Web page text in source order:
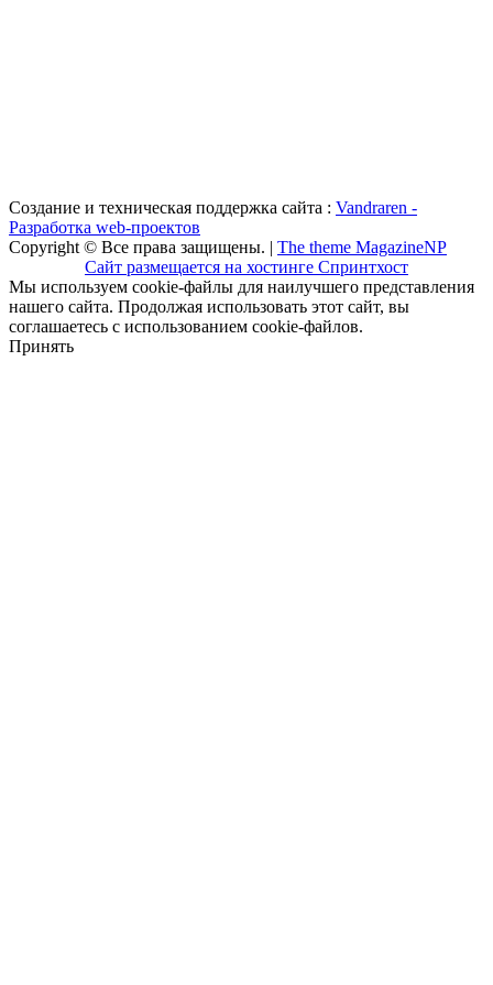
Создание и техническая поддержка сайта : Vandraren -
Разработка web-проектов
Copyright © Все права защищены. | The theme MagazineNP
Сайт размещается на хостинге Спринтхост
Мы используем cookie-файлы для наилучшего представления
нашего сайта. Продолжая использовать этот сайт, вы
соглашаетесь с использованием cookie-файлов.
Принять